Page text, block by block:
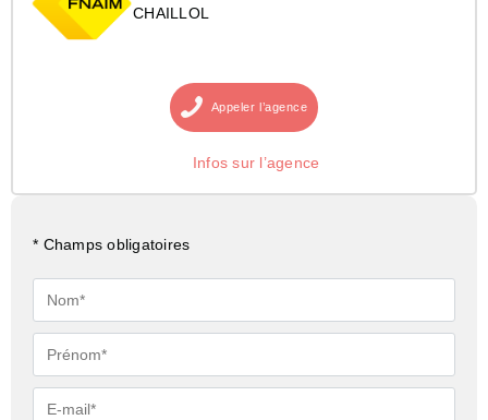
CHAILLOL
Appeler l’agence
Infos sur l’agence
* Champs obligatoires
Nom*
Prénom*
E-